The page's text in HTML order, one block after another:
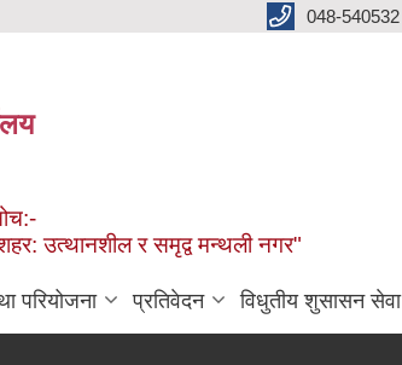
048-540532
उत्थानशील र समृद्व मन्थली नगर"
परियोजना प्रतिवेदन विधुतीय शुसासन सेवा